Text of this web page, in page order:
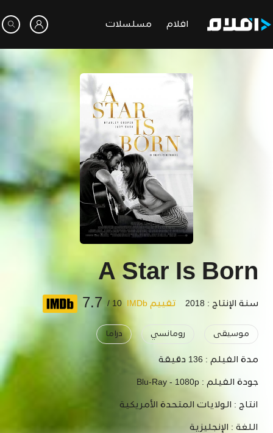
افلام مسلسلات
A Star Is Born
سنة الإنتاج : 2018 تقييم IMDb 10 /
7.7
موسيقى رومانسي دراما
مدة الفيلم : 136 دقيقة
جودة الفيلم : Blu-Ray - 1080p
انتاج : الولايات المتحدة الأمريكية
اللغة : الإنجليزية